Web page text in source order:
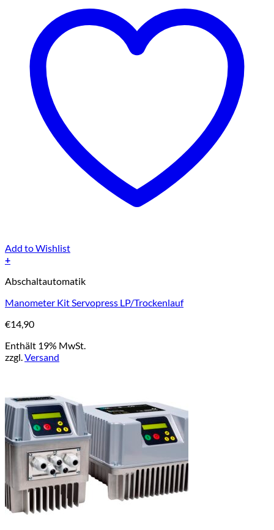
Add to Wishlist
+
Abschaltautomatik
Manometer Kit Servopress LP/Trockenlauf
€14,90
Enthält 19% MwSt.
zzgl.Versand